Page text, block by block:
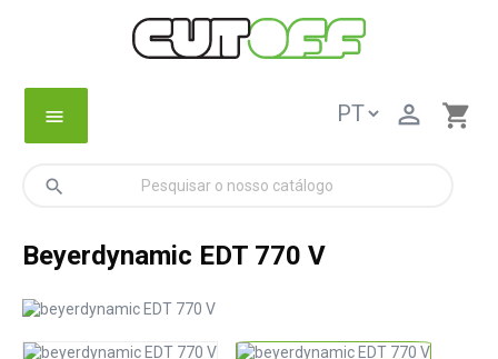
menu shopping_cart

search
Beyerdynamic EDT 770 V